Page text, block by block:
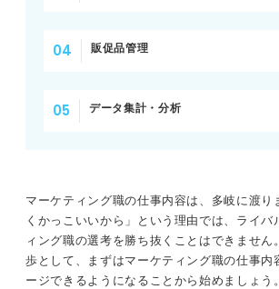
販促品管理
データ集計・分析
マーケティング職の仕事内容は、多岐に渡り
くかっこいいから」という理由では、ライバ
ィング職の選考を勝ち抜くことはできません
歩として、まずはマーケティング職の仕事内
ージできるようになることから始めましょう。